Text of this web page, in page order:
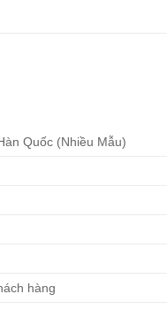
Quốc (Nhiều Mẫu)
hàng